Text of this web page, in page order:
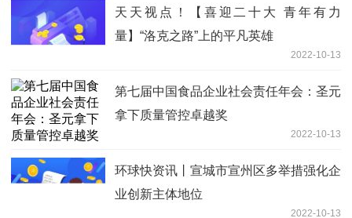
天天视点！【喜迎二十大 青年有力
量】“洛克之路”上的平凡英雄
2022-10-13
第七届中国食品企业社会责任年会：圣元
拿下质量管控卓越奖
2022-10-13
环球快资讯丨宣城市宣州区多举措强化企
业创新主体地位
2022-10-13